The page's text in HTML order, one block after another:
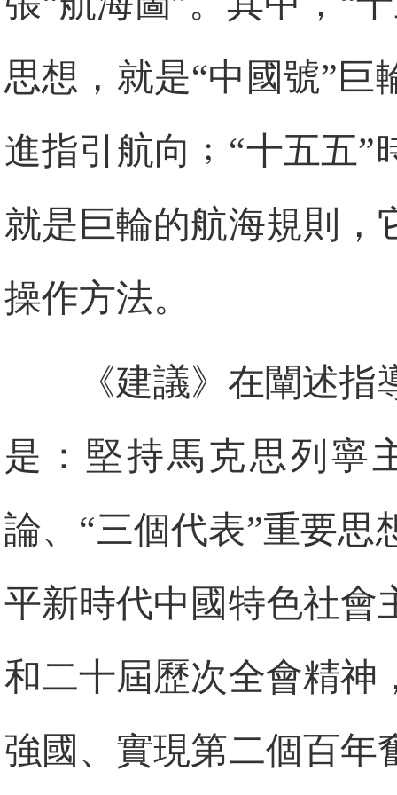
思想，就是“中國號”巨
進指引航向﹔“十五五”
就是巨輪的航海規則，
操作方法。
《建議》在闡述
是：堅持馬克思列寧
論、“三個代表”重要思
平新時代中國特色社會
和二十屆歷次全會精神
強國、實現第二個百年